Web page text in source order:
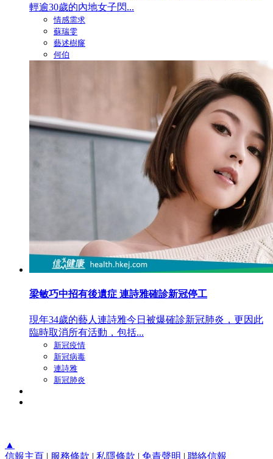
輕逾30歲的內地女子閃...
情感需求
蘇瑞雯
藝述樹窿
何伯
梁敏巧中招有後遺症 連詩雅確診新冠停工
現年34歲的藝人連詩雅今日被爆確診新冠肺炎，更因此
臨時取消所有活動，包括...
新冠疫情
新冠病毒
連詩雅
新冠肺炎
▲
信報主頁 | 服務條款 | 私隱條款 | 免責聲明 | 聯絡信報